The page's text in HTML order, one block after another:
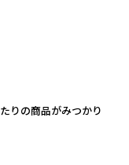
りの商品がみつかり